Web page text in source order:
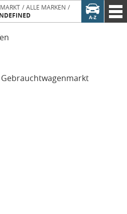
ALLE MARKEN
Gebrauchtwagenmarkt